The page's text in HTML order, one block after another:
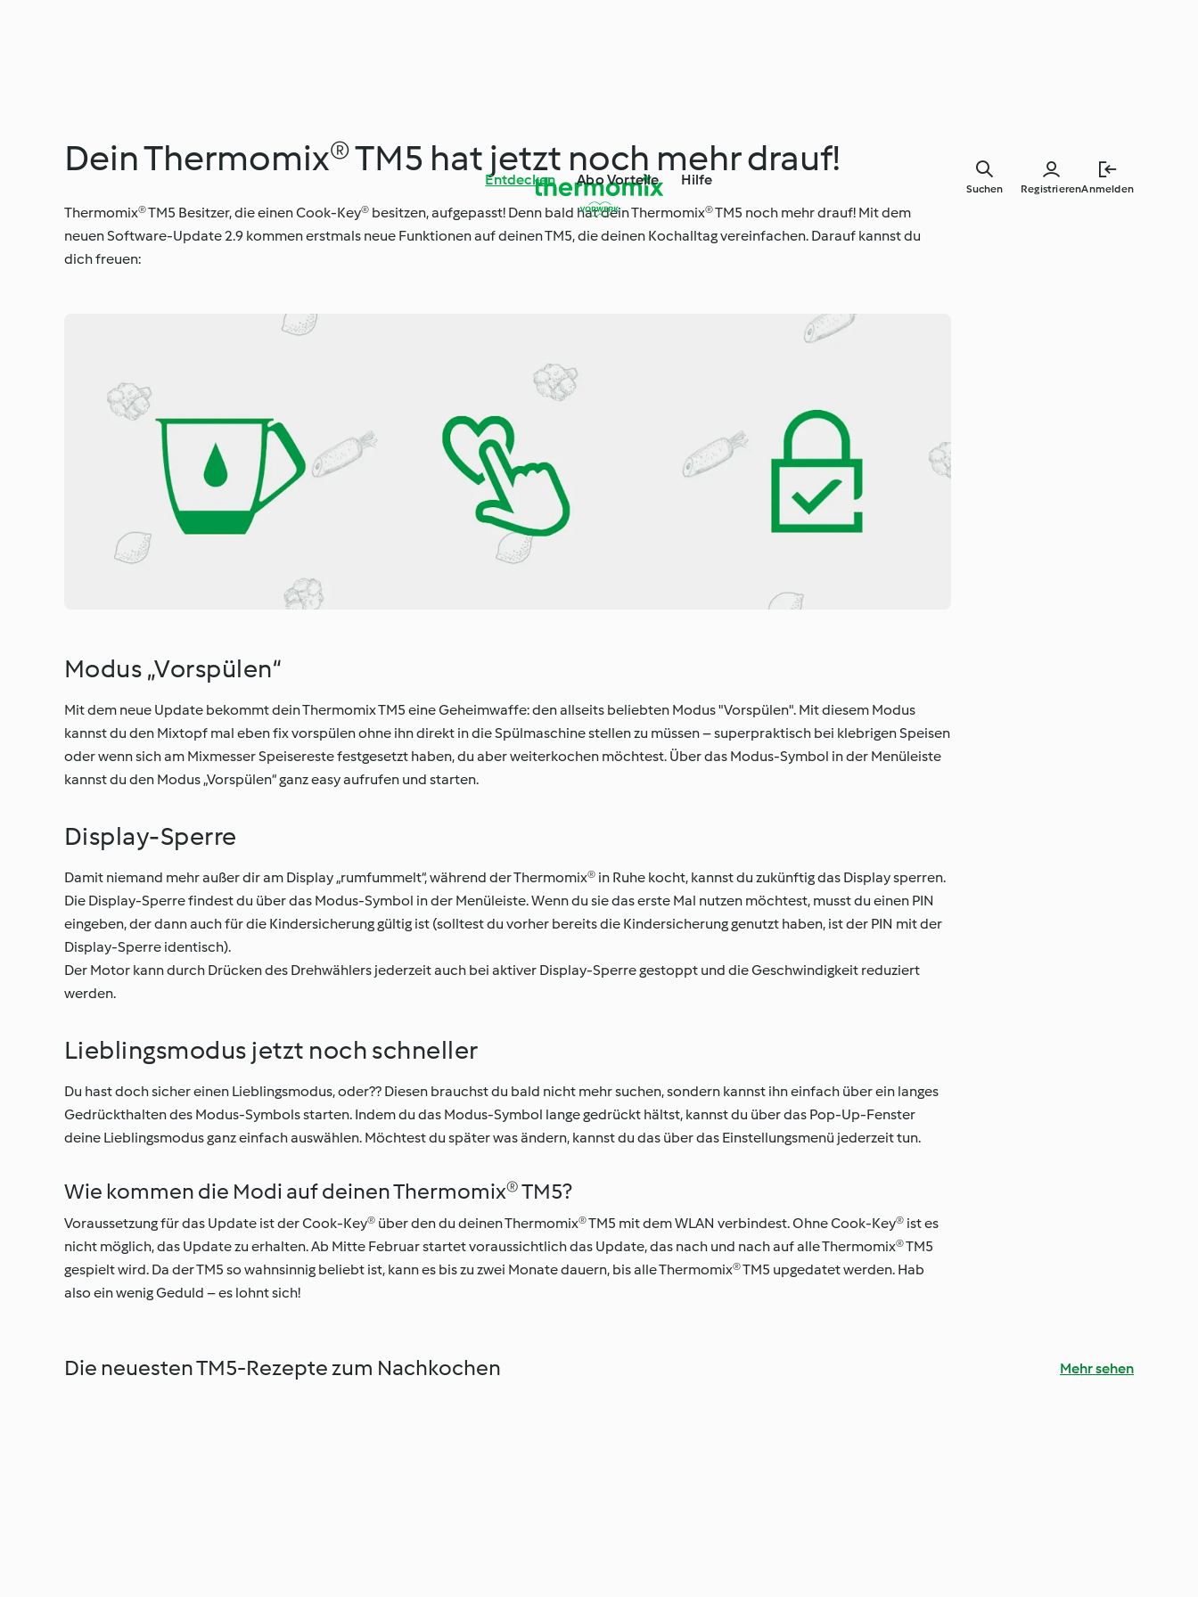
Entdecken Abo Vorteile Hilfe
RegistrierenAnmelden
Suchen
Dein Thermomix® TM5 hat jetzt noch mehr drauf!
Thermomix® TM5 Besitzer, die einen Cook-Key® besitzen, aufgepasst! Denn bald hat dein Thermomix® TM5 noch mehr drauf! Mit dem
neuen Software-Update 2.9 kommen erstmals neue Funktionen auf deinen TM5, die deinen Kochalltag vereinfachen. Darauf kannst du
dich freuen:
Modus „Vorspülen“
Mit dem neue Update bekommt dein Thermomix TM5 eine Geheimwaffe: den allseits beliebten Modus "Vorspülen". Mit diesem Modus
kannst du den Mixtopf mal eben fix vorspülen ohne ihn direkt in die Spülmaschine stellen zu müssen – superpraktisch bei klebrigen Speisen
oder wenn sich am Mixmesser Speisereste festgesetzt haben, du aber weiterkochen möchtest. Über das Modus-Symbol in der Menüleiste
kannst du den Modus „Vorspülen“ ganz easy aufrufen und starten.
Display-Sperre
Damit niemand mehr außer dir am Display „rumfummelt“, während der Thermomix® in Ruhe kocht, kannst du zukünftig das Display sperren.
Die Display-Sperre findest du über das Modus-Symbol in der Menüleiste. Wenn du sie das erste Mal nutzen möchtest, musst du einen PIN
eingeben, der dann auch für die Kindersicherung gültig ist (solltest du vorher bereits die Kindersicherung genutzt haben, ist der PIN mit der
Display-Sperre identisch).
Der Motor kann durch Drücken des Drehwählers jederzeit auch bei aktiver Display-Sperre gestoppt und die Geschwindigkeit reduziert
werden.
Lieblingsmodus jetzt noch schneller
Du hast doch sicher einen Lieblingsmodus, oder?? Diesen brauchst du bald nicht mehr suchen, sondern kannst ihn einfach über ein langes
Gedrückthalten des Modus-Symbols starten. Indem du das Modus-Symbol lange gedrückt hältst, kannst du über das Pop-Up-Fenster
deine Lieblingsmodus ganz einfach auswählen. Möchtest du später was ändern, kannst du das über das Einstellungsmenü jederzeit tun.
Wie kommen die Modi auf deinen Thermomix® TM5?
Voraussetzung für das Update ist der Cook-Key® über den du deinen Thermomix® TM5 mit dem WLAN verbindest. Ohne Cook-Key® ist es
nicht möglich, das Update zu erhalten. Ab Mitte Februar startet voraussichtlich das Update, das nach und nach auf alle Thermomix® TM5
gespielt wird. Da der TM5 so wahnsinnig beliebt ist, kann es bis zu zwei Monate dauern, bis alle Thermomix® TM5 upgedatet werden. Hab
also ein wenig Geduld – es lohnt sich!
Die neuesten TM5-Rezepte zum Nachkochen Mehr sehen